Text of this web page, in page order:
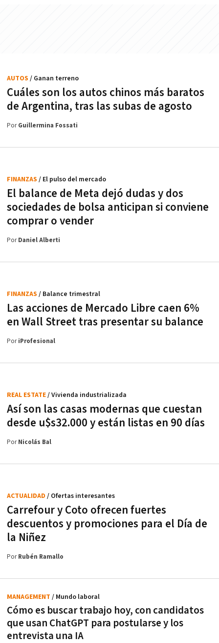
Cuáles son los autos chinos más baratos
de Argentina, tras las subas de agosto
AUTOS / Ganan terreno
PorGuillermina Fossati
El balance de Meta dejó dudas y dos
sociedades de bolsa anticipan si conviene
comprar o vender
FINANZAS / El pulso del mercado
PorDaniel Alberti
Las acciones de Mercado Libre caen 6%
en Wall Street tras presentar su balance
FINANZAS / Balance trimestral
PoriProfesional
Así son las casas modernas que cuestan
desde u$s32.000 y están listas en 90 días
REAL ESTATE/ Vivienda industrializada
PorNicolás Bal
Carrefour y Coto ofrecen fuertes
descuentos y promociones para el Día de
la Niñez
ACTUALIDAD / Ofertas interesantes
PorRubén Ramallo
Cómo es buscar trabajo hoy, con candidatos
que usan ChatGPT para postularse y los
entrevista una IA
MANAGEMENT / Mundo laboral